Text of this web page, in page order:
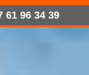
61 96 34 39